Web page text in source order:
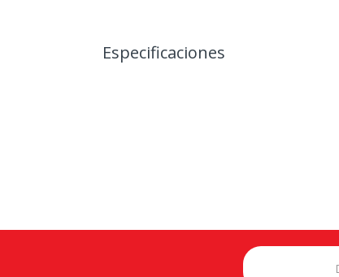
Especificaciones